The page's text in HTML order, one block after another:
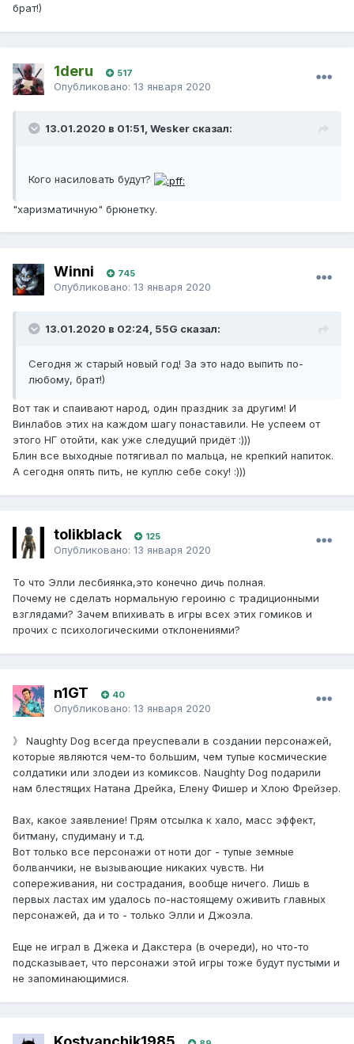
брат!)
1deru 517
Опубликовано: 13 января 2020
13.01.2020 в 01:51, Wesker сказал:
Кого насиловать будут?
"харизматичную" брюнетку.
Winni 745
Опубликовано: 13 января 2020
13.01.2020 в 02:24, 55G сказал:
Сегодня ж старый новый год! За это надо выпить по-
любому, брат!)
Вот так и спаивают народ, один праздник за другим! И
Винлабов этих на каждом шагу понаставили. Не успеем от
этого НГ отойти, как уже следущий придёт :)))
Блин все выходные потягивал по мальца, не крепкий напиток.
А сегодня опять пить, не куплю себе соку! :)))
tolikblack 125
Опубликовано: 13 января 2020
То что Элли лесбиянка,это конечно дичь полная.
Почему не сделать нормальную героиню с традиционными
взглядами? Зачем впихивать в игры всех этих гомиков и
прочих с психологическими отклонениями?
n1GT 40
Опубликовано: 13 января 2020
》 Naughty Dog всегда преуспевали в создании персонажей,
которые являются чем-то большим, чем тупые космические
солдатики или злодеи из комиксов. Naughty Dog подарили
нам блестящих Натана Дрейка, Елену Фишер и Хлою Фрейзер.
Вах, какое заявление! Прям отсылка к хало, масс эффект,
битману, спудиману и т.д.
Вот только все персонажи от ноти дог - тупые земные
болванчики, не вызывающие никаких чувств. Ни
сопереживания, ни сострадания, вообще ничего. Лишь в
первых ластах им удалось по-настоящему оживить главных
персонажей, да и то - только Элли и Джоэла.
Еще не играл в Джека и Дакстера (в очереди), но что-то
подсказывает, что персонажи этой игры тоже будут пустыми и
не запоминающимися.